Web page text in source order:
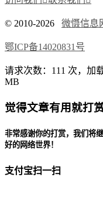
© 2010-2026 微慑信息
鄂ICP备14020831号
请求次数：111 次，加
MB
觉得文章有用就打
非常感谢你的打赏，我们将
好的网络世界！
支付宝扫一扫